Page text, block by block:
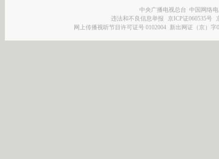
中央广播电视总台 中国网络
违法和不良信息举报
京ICP证060535号
网上传播视听节目许可证号 0102004 新出网证（京）